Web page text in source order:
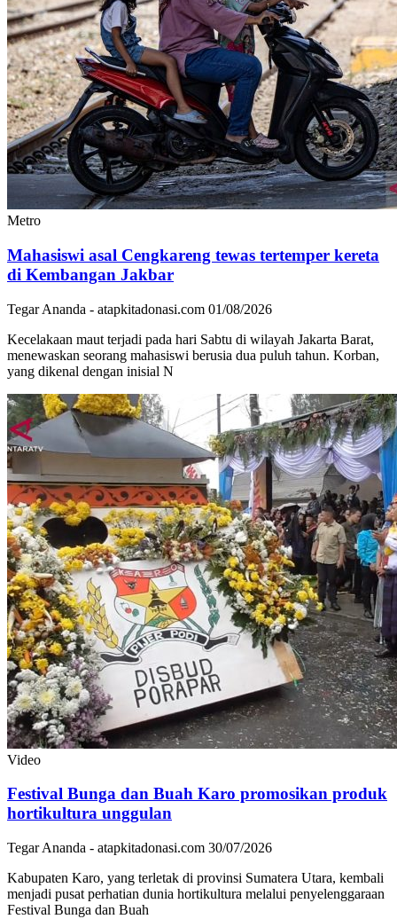
Metro
Mahasiswi asal Cengkareng tewas tertemper kereta
di Kembangan Jakbar
Tegar Ananda - atapkitadonasi.com 01/08/2026
Kecelakaan maut terjadi pada hari Sabtu di wilayah Jakarta Barat,
menewaskan seorang mahasiswi berusia dua puluh tahun. Korban,
yang dikenal dengan inisial N
Video
Festival Bunga dan Buah Karo promosikan produk
hortikultura unggulan
Tegar Ananda - atapkitadonasi.com 30/07/2026
Kabupaten Karo, yang terletak di provinsi Sumatera Utara, kembali
menjadi pusat perhatian dunia hortikultura melalui penyelenggaraan
Festival Bunga dan Buah